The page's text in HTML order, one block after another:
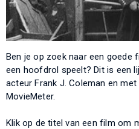
Ben je op zoek naar een goede
een hoofdrol speelt? Dit is een
acteur Frank J. Coleman en
MovieMeter.
Klik op de titel van een film om